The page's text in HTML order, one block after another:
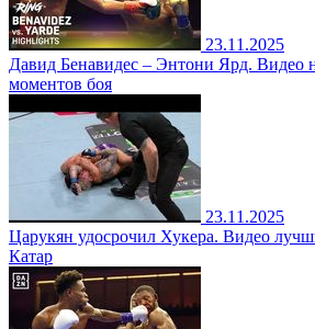
23.11.2025
Давид Бенавидес – Энтони Ярд. Видео
моментов боя
23.11.2025
Царукян удосрочил Хукера. Видео
Катар